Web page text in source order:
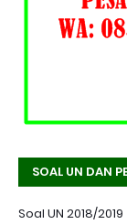
SOAL UN DAN
Soal UN 2018/2019